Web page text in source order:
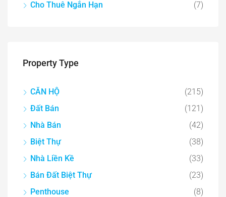
Cho Thuê Ngắn Hạn
(7)
Property Type
CĂN HỘ
(215)
Đất Bán
(121)
Nhà Bán
(42)
Biệt Thự
(38)
Nhà Liền Kề
(33)
Bán Đất Biệt Thự
(23)
Penthouse
(8)